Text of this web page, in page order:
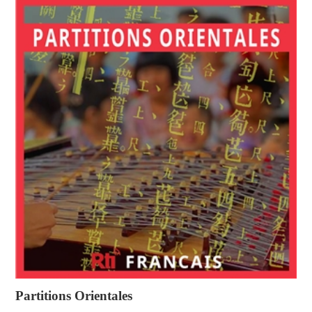
Partitions Orientales